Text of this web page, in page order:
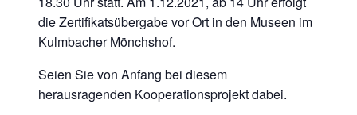
die Zertifikatsübergabe vor Ort in den Museen im
Kulmbacher Mönchshof.
Seien Sie von Anfang bei diesem
herausragenden Kooperationsprojekt dabei.